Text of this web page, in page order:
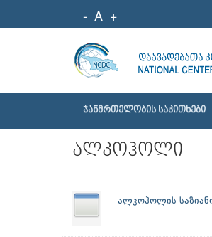
- A +
ᲯᲐᲜᲛᲠᲗᲔᲚᲝᲑᲘᲡ ᲡᲐᲙᲘᲗᲮᲔᲑᲘ
ალკოჰოლი
ალკოჰოლის